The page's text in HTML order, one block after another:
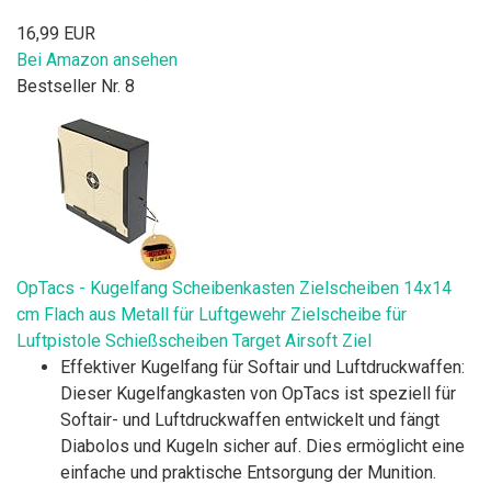
16,99 EUR
Bei Amazon ansehen
Bestseller Nr. 8
OpTacs - Kugelfang Scheibenkasten Zielscheiben 14x14
cm Flach aus Metall für Luftgewehr Zielscheibe für
Luftpistole Schießscheiben Target Airsoft Ziel
Effektiver Kugelfang für Softair und Luftdruckwaffen:
Dieser Kugelfangkasten von OpTacs ist speziell für
Softair- und Luftdruckwaffen entwickelt und fängt
Diabolos und Kugeln sicher auf. Dies ermöglicht eine
einfache und praktische Entsorgung der Munition.